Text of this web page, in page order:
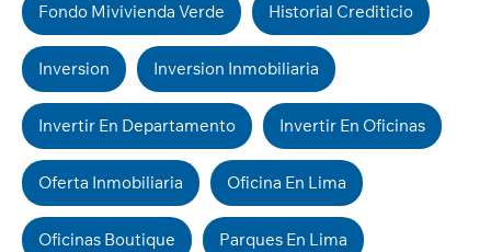
Fondo Mivivienda Verde Historial Crediticio
Inversion Inversion Inmobiliaria
Invertir En Departamento Invertir En Oficinas
Oferta Inmobiliaria Oficina En Lima
Oficinas Boutique Parques En Lima